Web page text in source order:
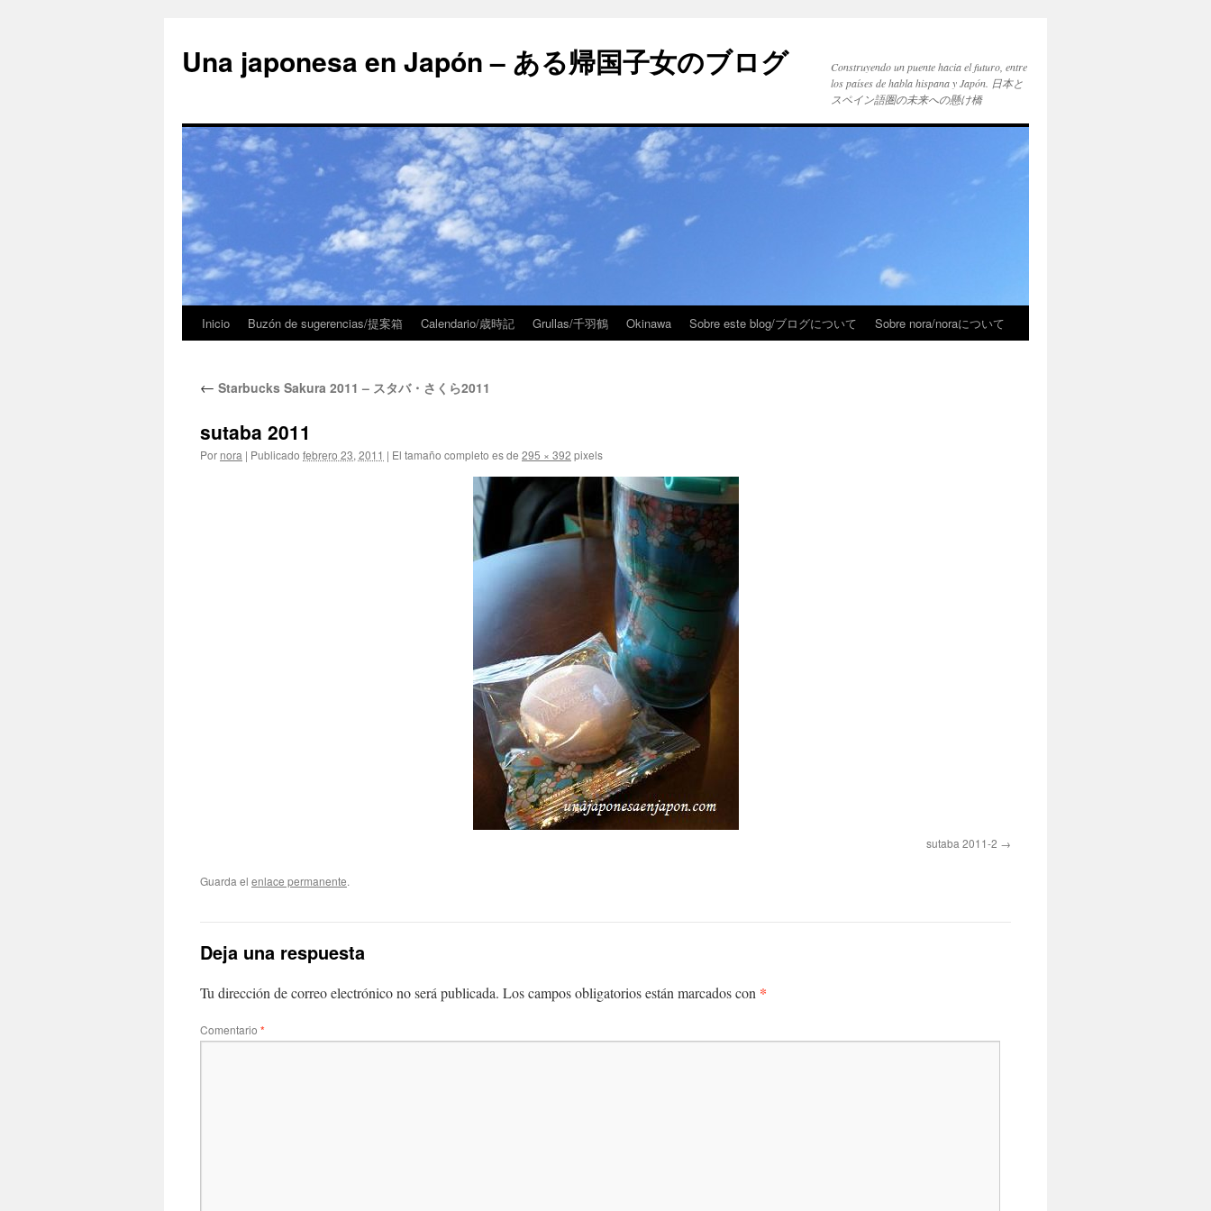
Una japonesa en Japón – ある帰国子女のブログ
Construyendo un puente hacia el futuro, entre
los países de habla hispana y Japón. 日本と
スペイン語圏の未来への懸け橋
Inicio Buzón de sugerencias/提案箱 Calendario/歳時記 Grullas/千羽鶴 Okinawa Sobre este blog/ブログについて Sobre nora/noraについて
← Starbucks Sakura 2011 – スタバ・さくら2011
sutaba 2011
Por nora | Publicado febrero 23, 2011 | El tamaño completo es de 295 × 392 pixels
sutaba 2011-2
Guarda el enlace permanente.
Deja una respuesta
Tu dirección de correo electrónico no será publicada. Los campos obligatorios están marcados con *
Comentario *